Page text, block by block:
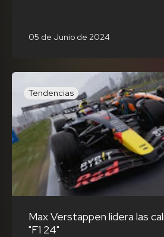
05 de Junio de 2024
Tendencias
Max Verstappen lidera las
"F1 24"